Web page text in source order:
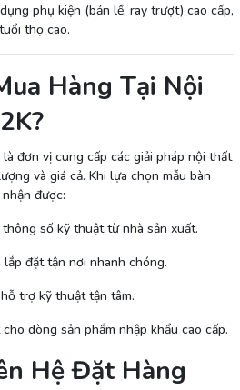
phụ kiện (bản lề, ray trượt) cao cấp,
thọ cao.
Hàng Tại Nội
đơn vị cung cấp các giải pháp nội thất
và giá cả. Khi lựa chọn mẫu bàn
được:
số kỹ thuật từ nhà sản xuất.
đặt tận nơi nhanh chóng.
trợ kỹ thuật tận tâm.
dòng sản phẩm nhập khẩu cao cấp.
Hệ Đặt Hàng